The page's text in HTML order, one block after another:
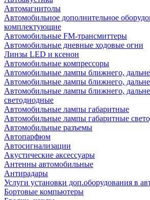
Автомагнитолы
Автомобильное дополнительное
комплектующие
Автомобильные FM-трансмиттеры
Автомобильные дневные ходовые огни
Линзы LED и ксенон
Автомобильные компрессоры
Автомобильные лампы ближнего,
Автомобильные лампы ближнего,
Автомобильные лампы ближнего,
светодиодные
Автомобильные лампы габаритные
Автомобильные лампы габаритные
Автомобильные разъемы
Автопарфюм
Автосигнализации
Акустические аксессуары
Антенны автомобильные
Антирадары
Услуги установки доп.оборудования в
Бортовые компьютеры